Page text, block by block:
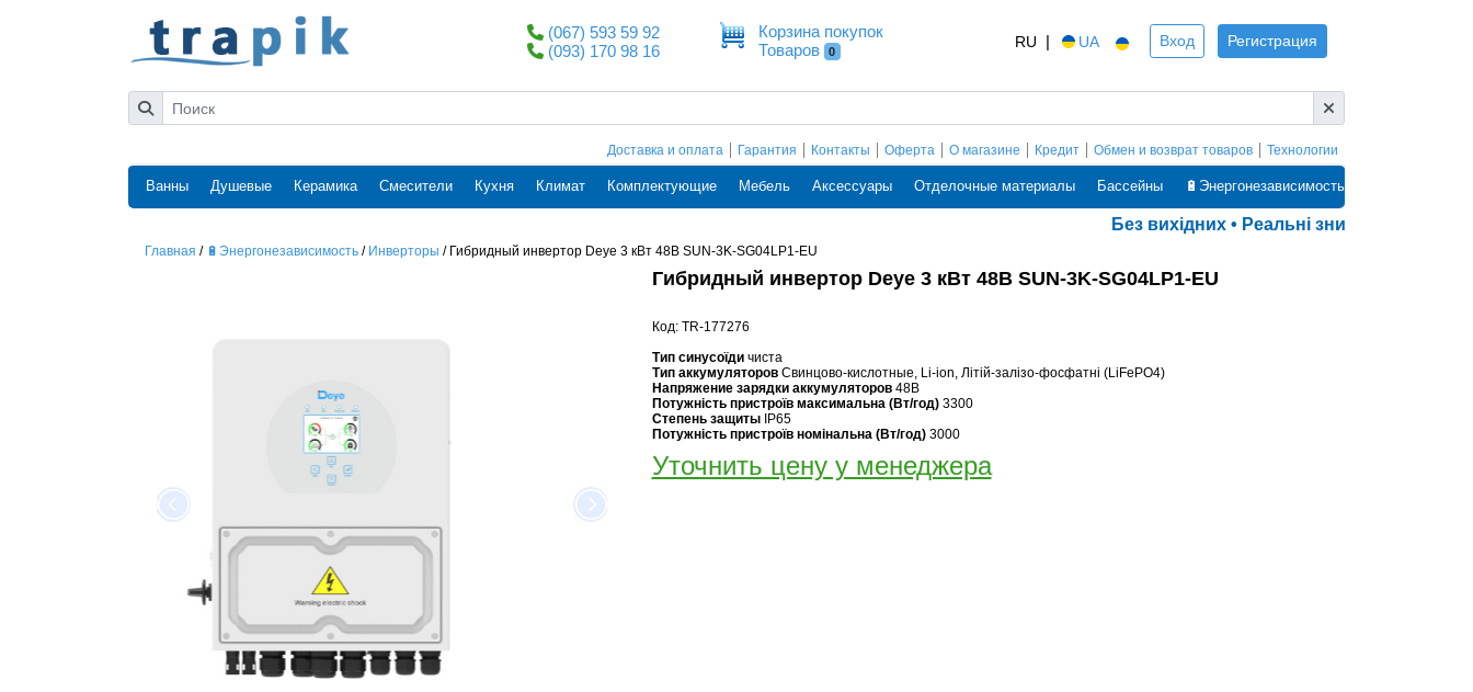
(067) 593 59 92
(093) 170 98 16
Корзина покупок
Товаров
0
RU | UA Вход Регистрация
Доставка и оплата Гарантия Контакты Оферта О магазине Кредит Обмен и возврат товаров Технологии
Ванны Душевые Керамика Смесители Кухня Климат Комплектующие Мебель Аксессуары Отделочные материалы Бассейны 🔋Энергонезависимость
Без вихідних • Реальні знижки • Оплата
Главная / 🔋Энергонезависимость / Инверторы / Гибридный инвертор Deye 3 кВт 48В SUN-3K-SG04LP1-EU
Гибридный инвертор Deye 3 кВт 48В SUN-3K-SG04LP1-EU
Код: TR-177276
Тип синусоїди чиста
Тип аккумуляторов Cвинцово-кислотные, Li-ion, Літій-залізо-фосфатні (LiFePO4)
Напряжение зарядки аккумуляторов 48В
Потужність пристроїв максимальна (Вт/год) 3300
Степень защиты IP65
Потужність пристроїв номінальна (Вт/год) 3000
Уточнить цену у менеджера